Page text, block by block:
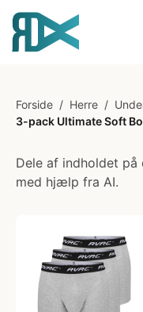
Forside / Herre /
3-pack Ultimate Soft
Dele af indholdet
med hjælp fra AI.